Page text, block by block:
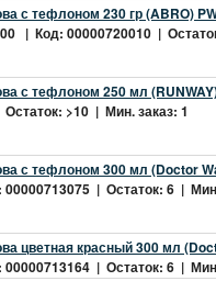
с тефлоном 230 гр (ABRO)
| Код: 00000720010 |
с тефлоном 250 мл
>10 | Мин. заказ: 1
с тефлоном 300 мл (Doctor
| Остаток: 6 |
цветная красный 300 мл
| Остаток: 6 |